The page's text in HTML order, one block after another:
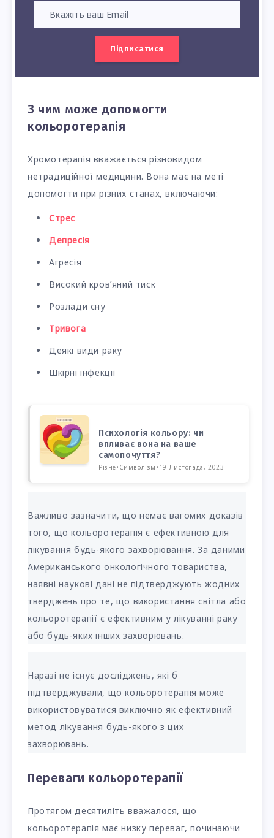
Підписатися
З чим може допомогти
кольоротерапія
Хромотерапія вважається різновидом
нетрадиційної медицини. Вона має на меті
допомогти при різних станах, включаючи:
Стрес
Депресія
Агресія
Високий кров’яний тиск
Розлади сну
Тривога
Деякі види раку
Шкірні інфекції
Психологія кольору: чи
впливає вона на ваше
самопочуття?
Різне• Символізм • 19 Листопада, 2023
Важливо зазначити, що немає вагомих доказів
того, що кольоротерапія є ефективною для
лікування будь-якого захворювання. За даними
Американського онкологічного товариства,
наявні наукові дані не підтверджують жодних
тверджень про те, що використання світла або
кольоротерапії є ефективним у лікуванні раку
або будь-яких інших захворювань.
Наразі не існує досліджень, які б
підтверджували, що кольоротерапія може
використовуватися виключно як ефективний
метод лікування будь-якого з цих
захворювань.
Переваги кольоротерапії
Протягом десятиліть вважалося, що
кольоротерапія має низку переваг, починаючи